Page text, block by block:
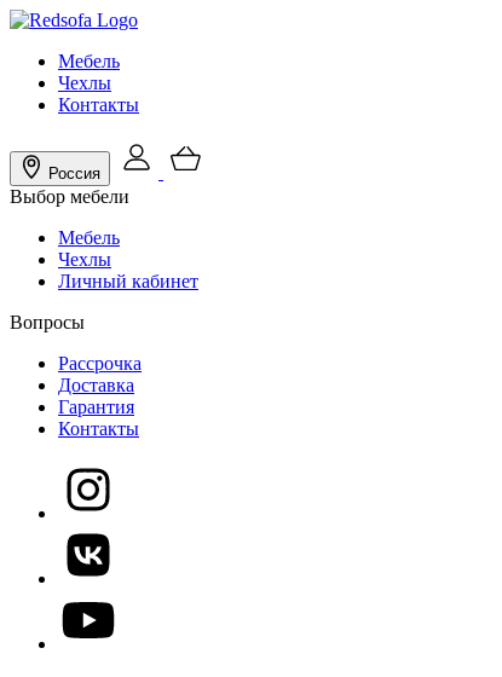
Мебель
Чехлы
Контакты
Россия
Выбор мебели
Мебель
Чехлы
Личный кабинет
Вопросы
Рассрочка
Доставка
Гарантия
Контакты